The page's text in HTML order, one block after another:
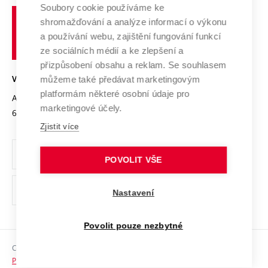
Výzkumné infrastruktury
Transfer znalostí
Open Science
Projekty
Projekty ze strukturálních fondů
Specifický výzkum
Spolupráce se školami
Služby univerzity
Mezinárodní dohody
Univerzitní sítě
Udržitelná univerzita
Podnikavá univerzita / ContriBUTe
Bezpečná univerzita
Vyznamenání
Organizační struktura
Ochrana osobních údajů
odkaz)
Sociální bezpečí
učení
technické
VYSOKÉ UČENÍ TECHNICKÉ V BRNĚ
Antonínská 548/1
602 00 Brno
www.vut.cz
vut@vutbr.cz
Copyright © 2026 VUT
Prohlášení o přístupnosti
Soubory cookie používáme ke
shromažďování a analýze informací o výkonu
a používání webu, zajištění fungování funkcí
ze sociálních médií a ke zlepšení a
přizpůsobení obsahu a reklam. Se souhlasem
můžeme také předávat marketingovým
platformám některé osobní údaje pro
marketingové účely.
Zjistit více
POVOLIT VŠE
Nastavení
Povolit pouze nezbytné